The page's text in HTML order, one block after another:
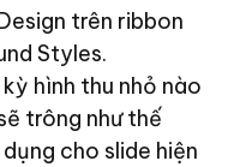
trên ribbon
Styles.
hình thu nhỏ nào
trông như thế
cho slide hiện